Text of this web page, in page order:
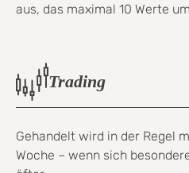
aus, das maximal 10 Werte
Trading
Gehandelt wird in der Regel
Woche – wenn sich